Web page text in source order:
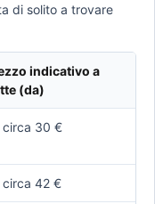
di solito a trovare
indicativo a
(da)
circa 30 €
circa 42 €